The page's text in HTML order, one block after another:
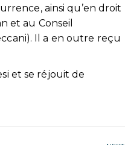
ainsi qu’en droit
et au Conseil
Il a en outre reçu
et se réjouit de